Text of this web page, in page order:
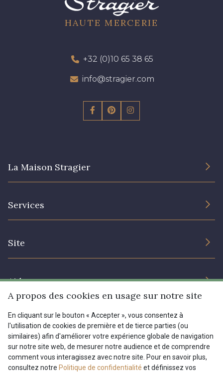
HAUTE MERCERIE
+32 (0)10 65 38 65
info@stragier.com
La Maison Stragier
Services
Site
Prix réduits
Aide
Livraison : France, Belgique, International
Retours & réclamations
FAQ - Questions fréquentes
Modes de paiements
Menu
Tous nos tissus
Magazine
FR EN
A propos des cookies en usage sur notre site
En cliquant sur le bouton « Accepter », vous consentez à
l'utilisation de cookies de première et de tierce parties (ou
similaires) afin d'améliorer votre expérience globale de navigation
sur notre site web, de mesurer notre audience et de comprendre
comment vous interagissez avec notre site. Pour en savoir plus,
consultez notre Politique de confidentialité et définissez vos